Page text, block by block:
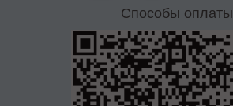
Способы оплаты